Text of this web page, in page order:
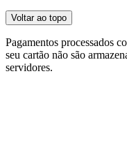
Voltar ao topo
Pagamentos processados
seu cartão não são
servidores.